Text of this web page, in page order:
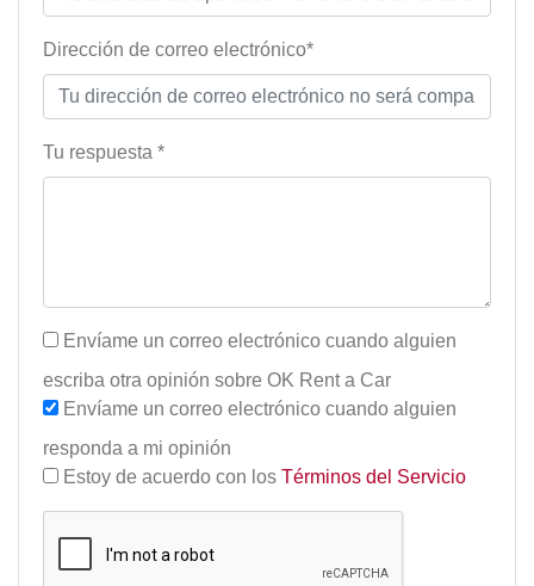
Dirección de correo electrónico*
Tu respuesta *
Envíame un correo electrónico cuando alguien
escriba otra opinión sobre OK Rent a Car
Envíame un correo electrónico cuando alguien
responda a mi opinión
Estoy de acuerdo con los Términos del Servicio